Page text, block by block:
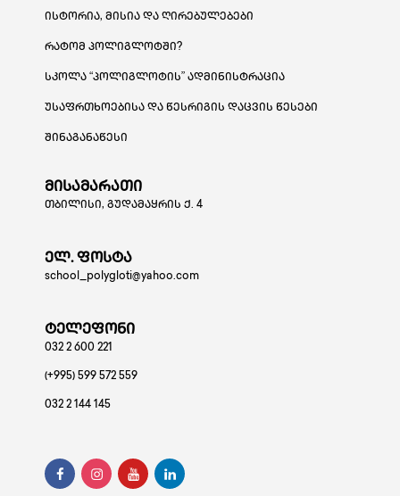
ისტორია, მისია და ღირებულებები
რატომ პოლიგლოტში?
სკოლა “პოლიგლოტის” ადმინისტრაცია
უსაფრთხოებისა და წესრიგის დაცვის წესები
შინაგანაწესი
მისამარათი
თბილისი, გუდამაყრის ქ. 4
ელ. ფოსტა
school_polygloti@yahoo.com
ტელეფონი
032 2 600 221
(+995) 599 572 559
032 2 144 145